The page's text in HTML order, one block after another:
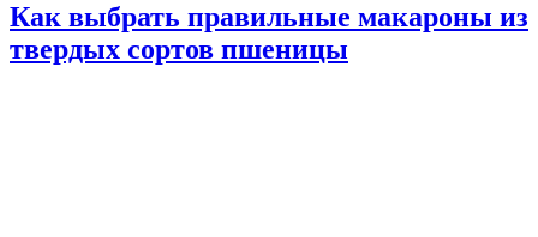
Как выбрать правильные макароны из
твердых сортов пшеницы